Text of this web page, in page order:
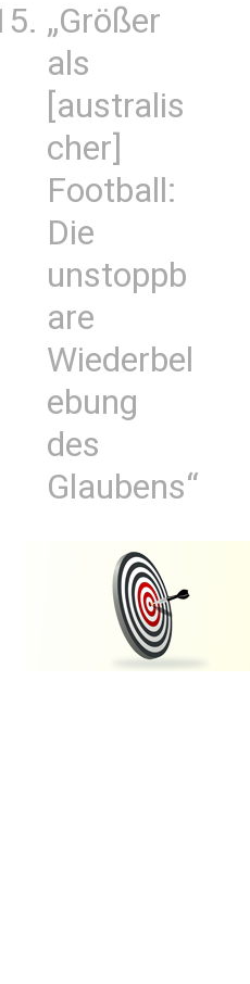
„Größer
als
[australis
cher]
Football:
Die
unstoppb
are
Wiederbel
ebung
des
Glaubens“